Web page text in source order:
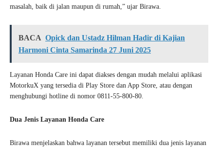
masalah, baik di jalan maupun di rumah,” ujar Birawa.
BACA Opick dan Ustadz Hilman Hadir di Kajian
Harmoni Cinta Samarinda 27 Juni 2025
Layanan Honda Care ini dapat diakses dengan mudah melalui aplikasi
MotorkuX yang tersedia di Play Store dan App Store, atau dengan
menghubungi hotline di nomor 0811-55-800-80.
Dua Jenis Layanan Honda Care
Birawa menjelaskan bahwa layanan tersebut memiliki dua jenis layanan